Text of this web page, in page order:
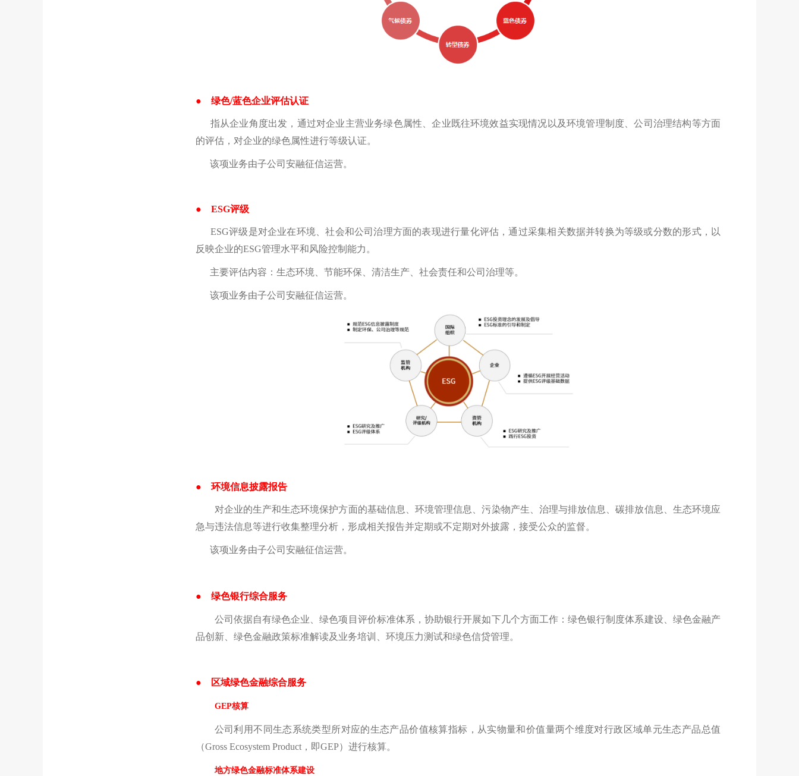
● 绿色/蓝色企业评估认证
指从企业角度出发，通过对企业主营业务绿色属性、企业既往环境效益实现情况以及环境管理制度、公司治理结构等方面
的评估，对企业的绿色属性进行等级认证。
该项业务由子公司安融征信运营。
● ESG评级
ESG评级是对企业在环境、社会和公司治理方面的表现进行量化评估，通过采集相关数据并转换为等级或分数的形式，以
反映企业的ESG管理水平和风险控制能力。
主要评估内容：生态环境、节能环保、清洁生产、社会责任和公司治理等。
该项业务由子公司安融征信运营。
● 环境信息披露报告
对企业的生产和生态环境保护方面的基础信息、环境管理信息、污染物产生、治理与排放信息、碳排放信息、生态环境应
急与违法信息等进行收集整理分析，形成相关报告并定期或不定期对外披露，接受公众的监督。
该项业务由子公司安融征信运营。
● 绿色银行综合服务
公司依据自有绿色企业、绿色项目评价标准体系，协助银行开展如下几个方面工作：绿色银行制度体系建设、绿色金融产
品创新、绿色金融政策标准解读及业务培训、环境压力测试和绿色信贷管理。
● 区域绿色金融综合服务
GEP核算
公司利用不同生态系统类型所对应的生态产品价值核算指标，从实物量和价值量两个维度对行政区域单元生态产品总值
（Gross Ecosystem Product，即GEP）进行核算。
地方绿色金融标准体系建设